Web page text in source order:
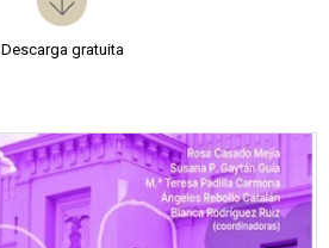
Descarga gratuita